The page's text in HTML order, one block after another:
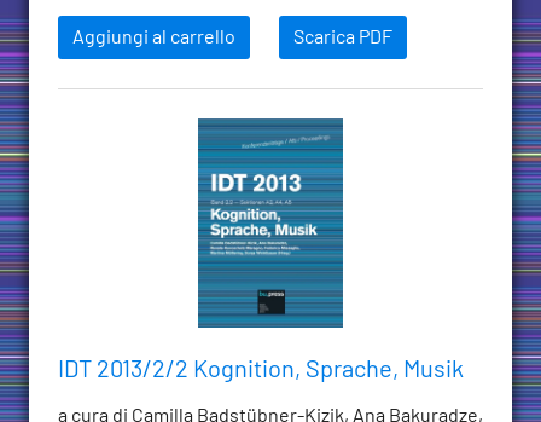
Aggiungi al carrello Scarica PDF
IDT 2013/2/2 Kognition, Sprache, Musik
a cura di Camilla Badstübner-Kizik, Ana Bakuradze,